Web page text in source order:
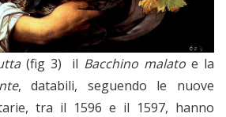
(fig 3) il Bacchino malato e la
, databili, seguendo le nuove
tra il 1596 e il 1597, hanno